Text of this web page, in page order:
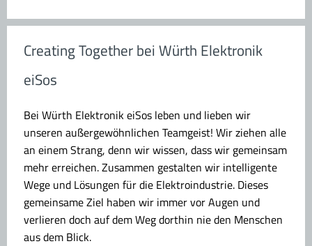
Creating Together bei Würth Elektronik
eiSos
Bei Würth Elektronik eiSos leben und lieben wir
unseren außergewöhnlichen Teamgeist! Wir ziehen alle
an einem Strang, denn wir wissen, dass wir gemeinsam
mehr erreichen. Zusammen gestalten wir intelligente
Wege und Lösungen für die Elektroindustrie. Dieses
gemeinsame Ziel haben wir immer vor Augen und
verlieren doch auf dem Weg dorthin nie den Menschen
aus dem Blick.